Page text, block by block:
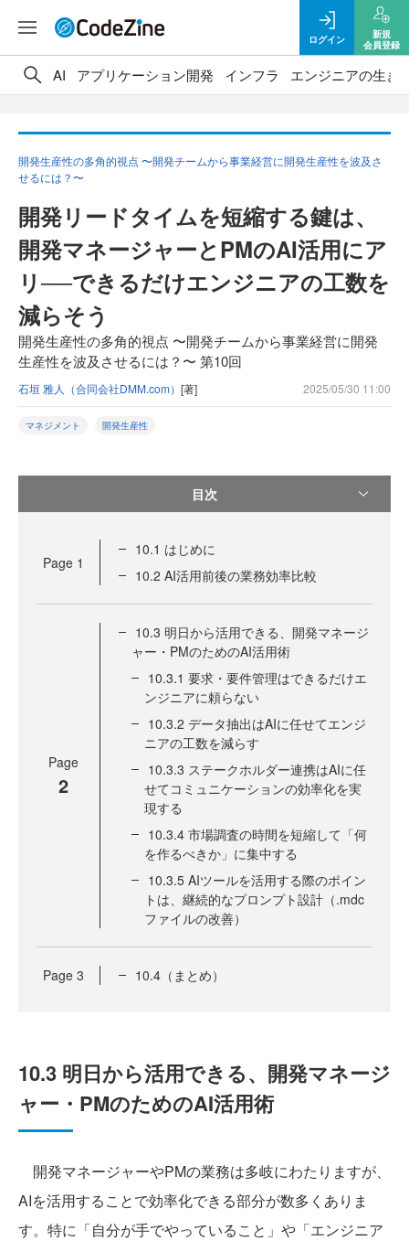
ログイン
新規
会員登録
AI アプリケーション開発 インフラ エンジニアの生き
開発生産性の多角的視点 〜開発チームから事業経営に開発生産性を波及さ
せるには？〜
開発リードタイムを短縮する鍵は、
開発マネージャーとPMのAI活用にア
リ──できるだけエンジニアの工数を
減らそう
開発生産性の多角的視点 〜開発チームから事業経営に開発
生産性を波及させるには？〜 第10回
石垣 雅人（合同会社DMM.com） [著] 2025/05/30 11:00
マネジメント 開発生産性
目次
Page 1
10.1 はじめに
10.2 AI活用前後の業務効率比較
Page
2
10.3 明日から活用できる、開発マネージ
ャー・PMのためのAI活用術
10.3.1 要求・要件管理はできるだけエ
ンジニアに頼らない
10.3.2 データ抽出はAIに任せてエンジ
ニアの工数を減らす
10.3.3 ステークホルダー連携はAIに任
せてコミュニケーションの効率化を実
現する
10.3.4 市場調査の時間を短縮して「何
を作るべきか」に集中する
10.3.5 AIツールを活用する際のポイン
トは、継続的なプロンプト設計（.mdc
ファイルの改善）
Page 3 10.4（まとめ）
10.3 明日から活用できる、開発マネージ
ャー・PMのためのAI活用術
開発マネージャーやPMの業務は多岐にわたりますが、
AIを活用することで効率化できる部分が数多くありま
す。特に「自分が手でやっていること」や「エンジニア